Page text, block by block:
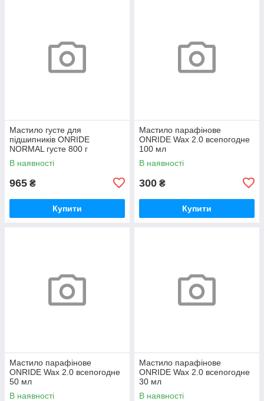
Мастило густе для
підшипників ONRIDE
NORMAL густе 800 г
(металева банка)
В наявності
965 ₴
Купити
Мастило парафінове
ONRIDE Wax 2.0 всепогодне
100 мл
В наявності
300 ₴
Купити
Мастило парафінове
ONRIDE Wax 2.0 всепогодне
50 мл
В наявності
Мастило парафінове
ONRIDE Wax 2.0 всепогодне
30 мл
В наявності